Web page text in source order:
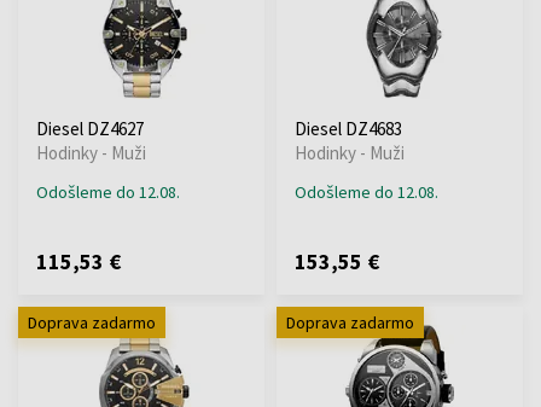
Diesel DZ4627
Hodinky - Muži
Odošleme do 12.08.
115,53 €
Diesel DZ4683
Hodinky - Muži
Odošleme do 12.08.
153,55 €
Doprava zadarmo Doprava zadarmo